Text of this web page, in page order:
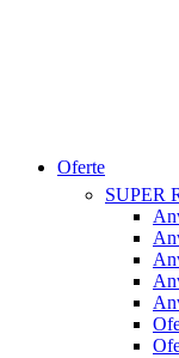
Oferte
SUPER